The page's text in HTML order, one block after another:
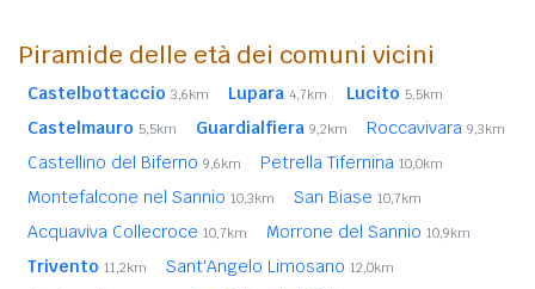
Piramide delle età dei comuni vicini
Castelbottaccio 3,6km Lupara 4,7km Lucito 5,5km
Castelmauro 5,5km Guardialfiera 9,2km Roccavivara 9,3km
Castellino del Biferno 9,6km Petrella Tifernina 10,0km
Montefalcone nel Sannio 10,3km San Biase 10,7km
Acquaviva Collecroce 10,7km Morrone del Sannio 10,9km
Trivento 11,2km Sant'Angelo Limosano 12,0km